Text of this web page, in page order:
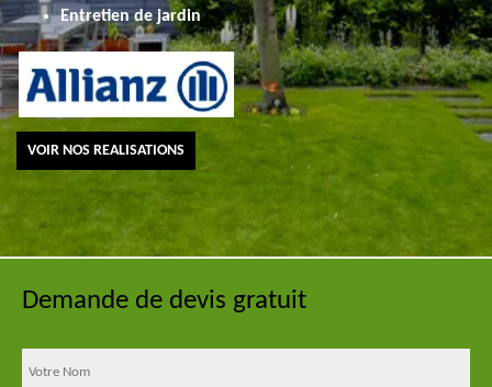
Entretien de jardin
VOIR NOS REALISATIONS
Demande de devis gratuit